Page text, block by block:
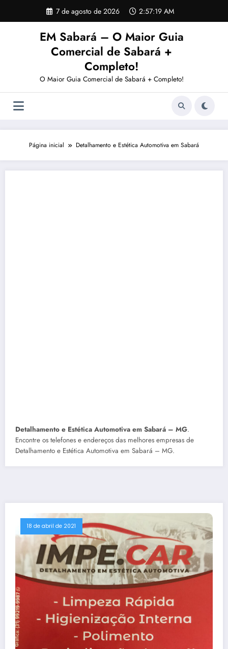
o
7 de agosto de 2026 2:57:20 AM
EM Sabará – O Maior Guia
Comercial de Sabará +
Completo!
O Maior Guia Comercial de Sabará + Completo!
Página inicial Detalhamento e Estética Automotiva em Sabará
Detalhamento e Estética Automotiva em Sabará – MG.
Encontre os telefones e endereços das melhores empresas de
Detalhamento e Estética Automotiva em Sabará – MG.
18 de abril de 2021